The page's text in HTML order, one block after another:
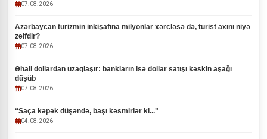
07.08.2026
Azərbaycan turizmin inkişafına milyonlar xərcləsə də, turist axını niyə
zəifdir?
07.08.2026
Əhali dollardan uzaqlaşır: bankların isə dollar satışı kəskin aşağı
düşüb
07.08.2026
“Saça kəpək düşəndə, başı kəsmirlər ki..."
04.08.2026